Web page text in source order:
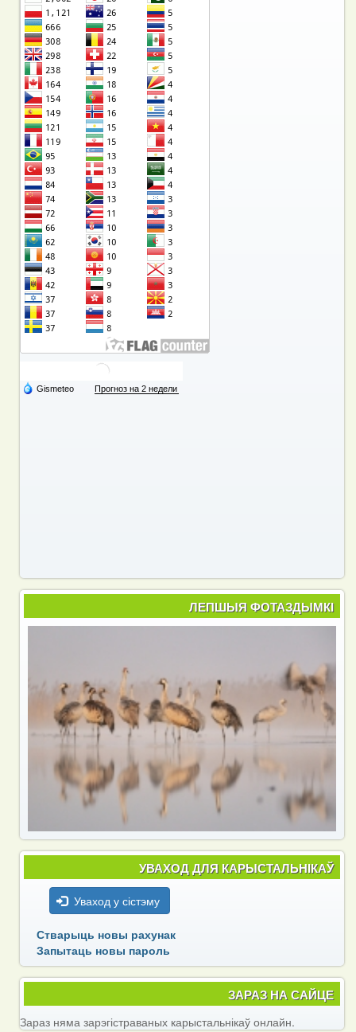
ЛЕПШЫЯ ФОТАЗДЫМКІ
УВАХОД ДЛЯ КАРЫСТАЛЬНІКАЎ
Уваход у сістэму
Стварыць новы рахунак
Запытаць новы пароль
ЗАРАЗ НА САЙЦЕ
Зараз няма зарэгістраваных карыстальнікаў онлайн.